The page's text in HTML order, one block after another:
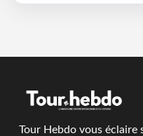
Tour Hebdo vous éclaire